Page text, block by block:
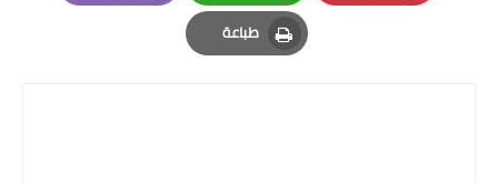
Pinterest
Whatsapp
Email
طباعة
Print